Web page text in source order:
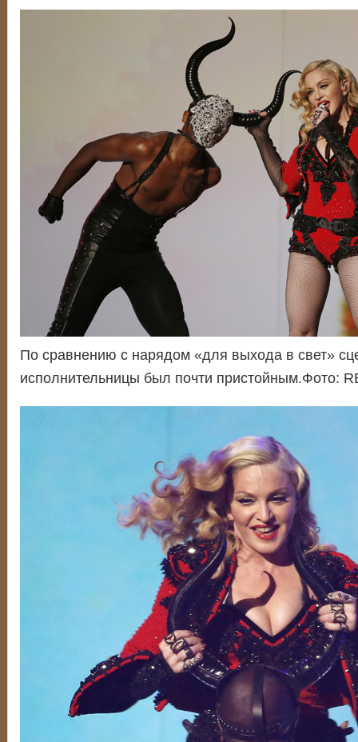
По сравнению с нарядом «для выхода в свет»
исполнительницы был почти пристойным.Фото: